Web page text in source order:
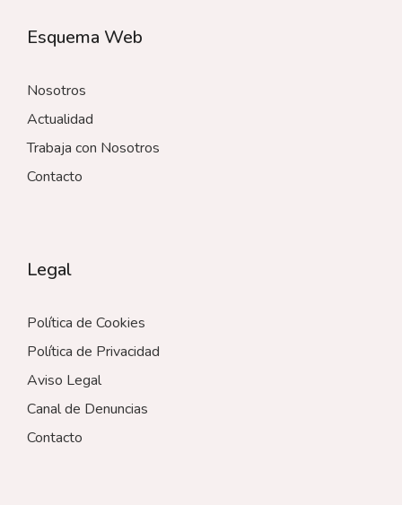
Esquema Web
Nosotros
Actualidad
Trabaja con Nosotros
Contacto
Legal
Política de Cookies
Política de Privacidad
Aviso Legal
Canal de Denuncias
Contacto